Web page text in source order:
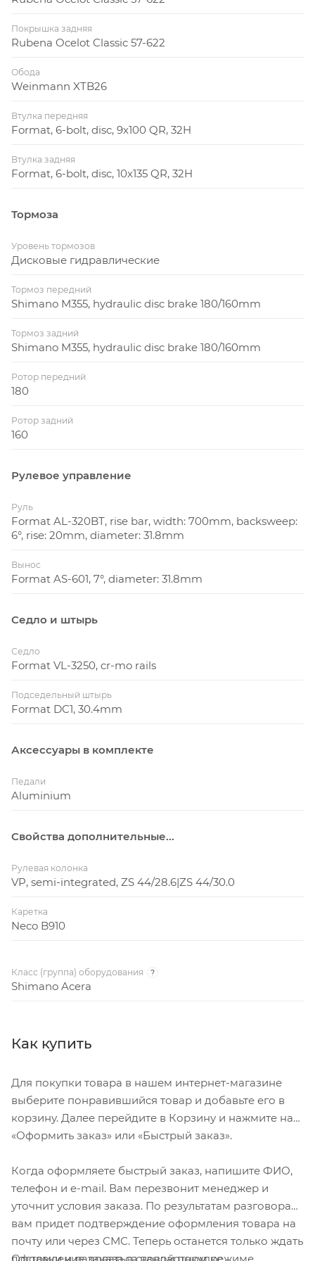
Покрышка задняя
Rubena Ocelot Classic 57-622
Обода
Weinmann XTB26
Втулка передняя
Format, 6-bolt, disc, 9x100 QR, 32H
Втулка задняя
Format, 6-bolt, disc, 10x135 QR, 32H
Тормоза
Уровень тормозов
Дисковые гидравлические
Тормоз передний
Shimano M355, hydraulic disc brake 180/160mm
Тормоз задний
Shimano M355, hydraulic disc brake 180/160mm
Ротор передний
180
Ротор задний
160
Рулевое управление
Руль
Format AL-320BT, rise bar, width: 700mm, backsweep:
6°, rise: 20mm, diameter: 31.8mm
Вынос
Format AS-601, 7°, diameter: 31.8mm
Седло и штырь
Седло
Format VL-3250, cr-mo rails
Подседельный штырь
Format DC1, 30.4mm
Аксессуары в комплекте
Педали
Aluminium
Свойства дополнительные...
Рулевая колонка
VP, semi-integrated, ZS 44/28.6|ZS 44/30.0
Каретка
Neco B910
Класс (группа) оборудования ?
Shimano Acera
Как купить
Для покупки товара в нашем интернет-магазине
выберите понравившийся товар и добавьте его в
корзину. Далее перейдите в Корзину и нажмите на
«Оформить заказ» или «Быстрый заказ».
Когда оформляете быстрый заказ, напишите ФИО,
телефон и e-mail. Вам перезвонит менеджер и
уточнит условия заказа. По результатам разговора
вам придет подтверждение оформления товара на
почту или через СМС. Теперь останется только ждать